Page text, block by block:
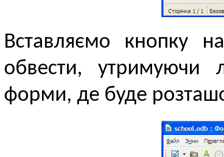
Вставляємо кнопку
обвести, утримуючи
форми, де буде